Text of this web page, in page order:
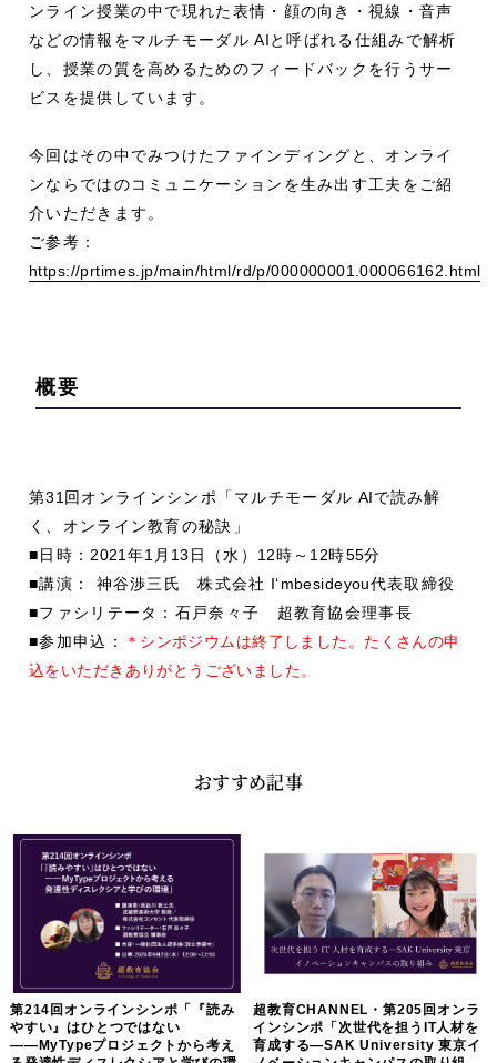
ンライン授業の中で現れた表情・顔の向き・視線・音声
などの情報をマルチモーダル AIと呼ばれる仕組みで解析
し、授業の質を高めるためのフィードバックを行うサー
ビスを提供しています。
今回はその中でみつけたファインディングと、オンライ
ンならではのコミュニケーションを生み出す工夫をご紹
介いただきます。
ご参考：
https://prtimes.jp/main/html/rd/p/000000001.000066162.html
概要
第31 回オンラインシンポ「マルチモーダル AIで読み解
く、オンライン教育の秘訣」
■日時： 2021 年1 月 13 日（水） 12時～ 12時55分
■講演： 神谷渉三氏 株式会社 I‘mbesideyou代表取締役
■ファシリテータ：石戸奈々子 超教育協会理事長
■参加申込：
＊シンポジウムは終了しました。たくさんの申
込をいただきありがとうございました。
おすすめ記事
第214回オンラインシンポ「『読み
やすい』はひとつではない
――MyTypeプロジェクトから考え
超教育CHANNEL・第205回オンラ
インシンポ「次世代を担うIT人材を
育成する―SAK University 東京イ